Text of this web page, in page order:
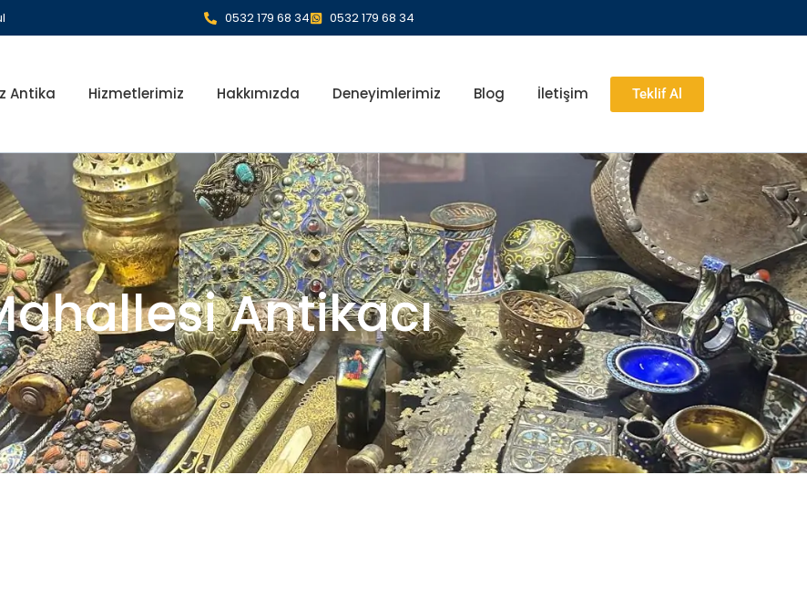
0532 179 68 34 0532 179 68 34
Antika Hizmetlerimiz Hakkımızda Deneyimlerimiz Blog İletişim Teklif Al
Antikacı